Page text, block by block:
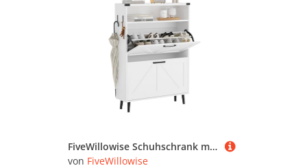
FiveWillowise Schuhschrank mit 2 Klappen, Schuhregal für Flur, schmaler Schuhkipper mit 4 Ablageflächen Schuhkommode mit offenem Stauraum, Schuhaufbewahrung Holz Wand, 80x24x113,5 cm, Weiß
von FiveWillowise